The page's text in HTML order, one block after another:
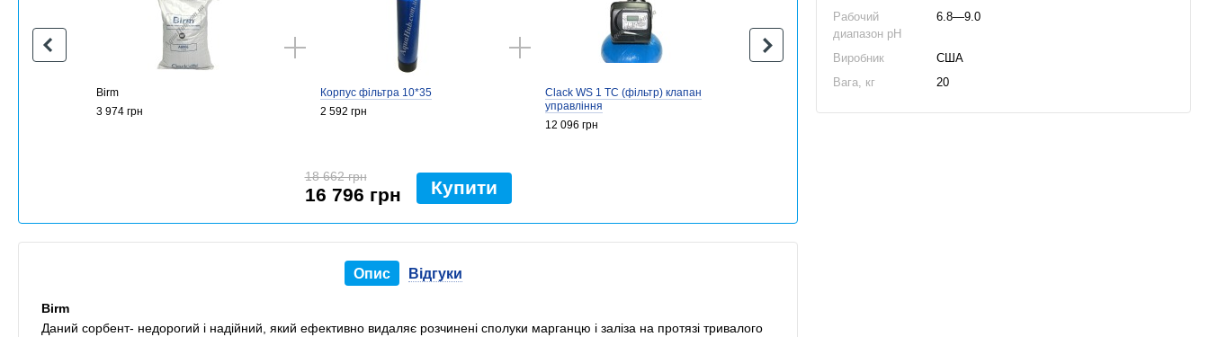
Birm
3 974 грн
Корпус фільтра 10*35
2 592 грн
Clack WS 1 TC (фільтр) клапан
управління
12 096 грн
18 662 грн
16 796 грн Купити
3 974 грн
Опис Відгуки
Birm
Даний сорбент- недорогий і надійний, який ефективно видаляє розчинені сполуки марганцю і заліза на протязі тривалого
Рабочий
диапазон pH
6.8—9.0
Виробник
США
Вага, кг
20